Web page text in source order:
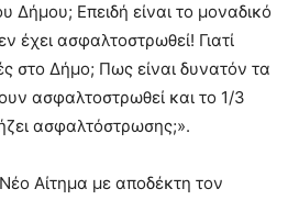
Επειδή είναι το μοναδικό
έχει ασφαλτοστρωθεί! Γιατί
στο Δήμο; Πως είναι δυνατόν τα
ασφαλτοστρωθεί και το 1/3
ασφαλτόστρωσης;».
Αίτημα με αποδέκτη τον